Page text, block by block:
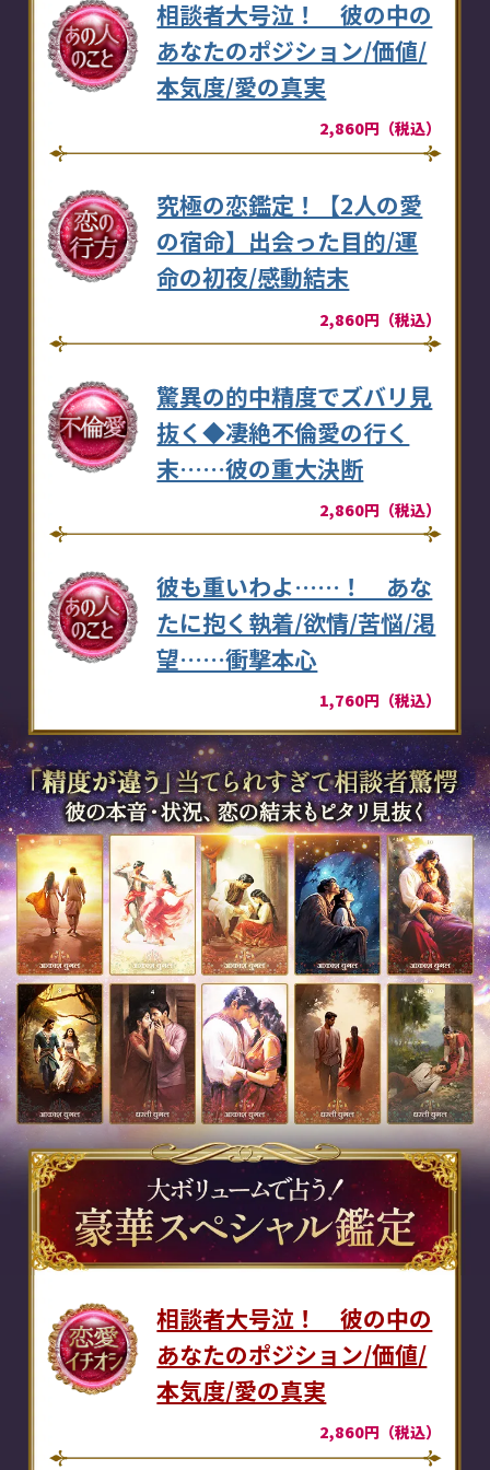
相談者大号泣！ 彼の中の
あなたのポジション/価値/
本気度/愛の真実
2,860円（税込）
究極の恋鑑定！【2人の愛
の宿命】出会った目的/運
命の初夜/感動結末
2,860円（税込）
驚異の的中精度でズバリ見
抜く◆凄絶不倫愛の行く
末……彼の重大決断
2,860円（税込）
彼も重いわよ……！ あな
たに抱く執着/欲情/苦悩/渇
望……衝撃本心
1,760円（税込）
相談者大号泣！ 彼の中の
あなたのポジション/価値/
本気度/愛の真実
2,860円（税込）